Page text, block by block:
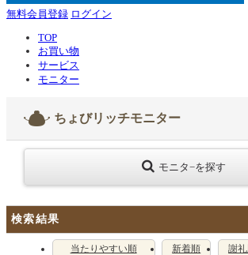
無料会員登録 ログイン
TOP
お買い物
サービス
モニター
ちょびリッチモニター
モニタ−を探す
検索結果
当たりやすい順 新着順 謝